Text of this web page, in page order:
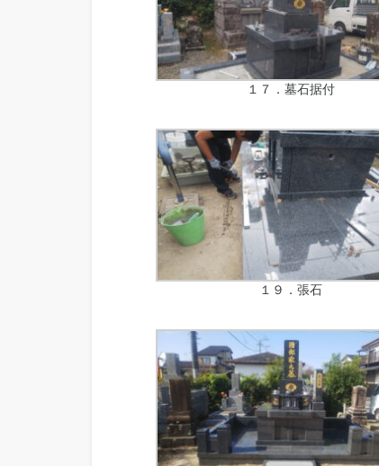
１７．墓石据付
１９．張石